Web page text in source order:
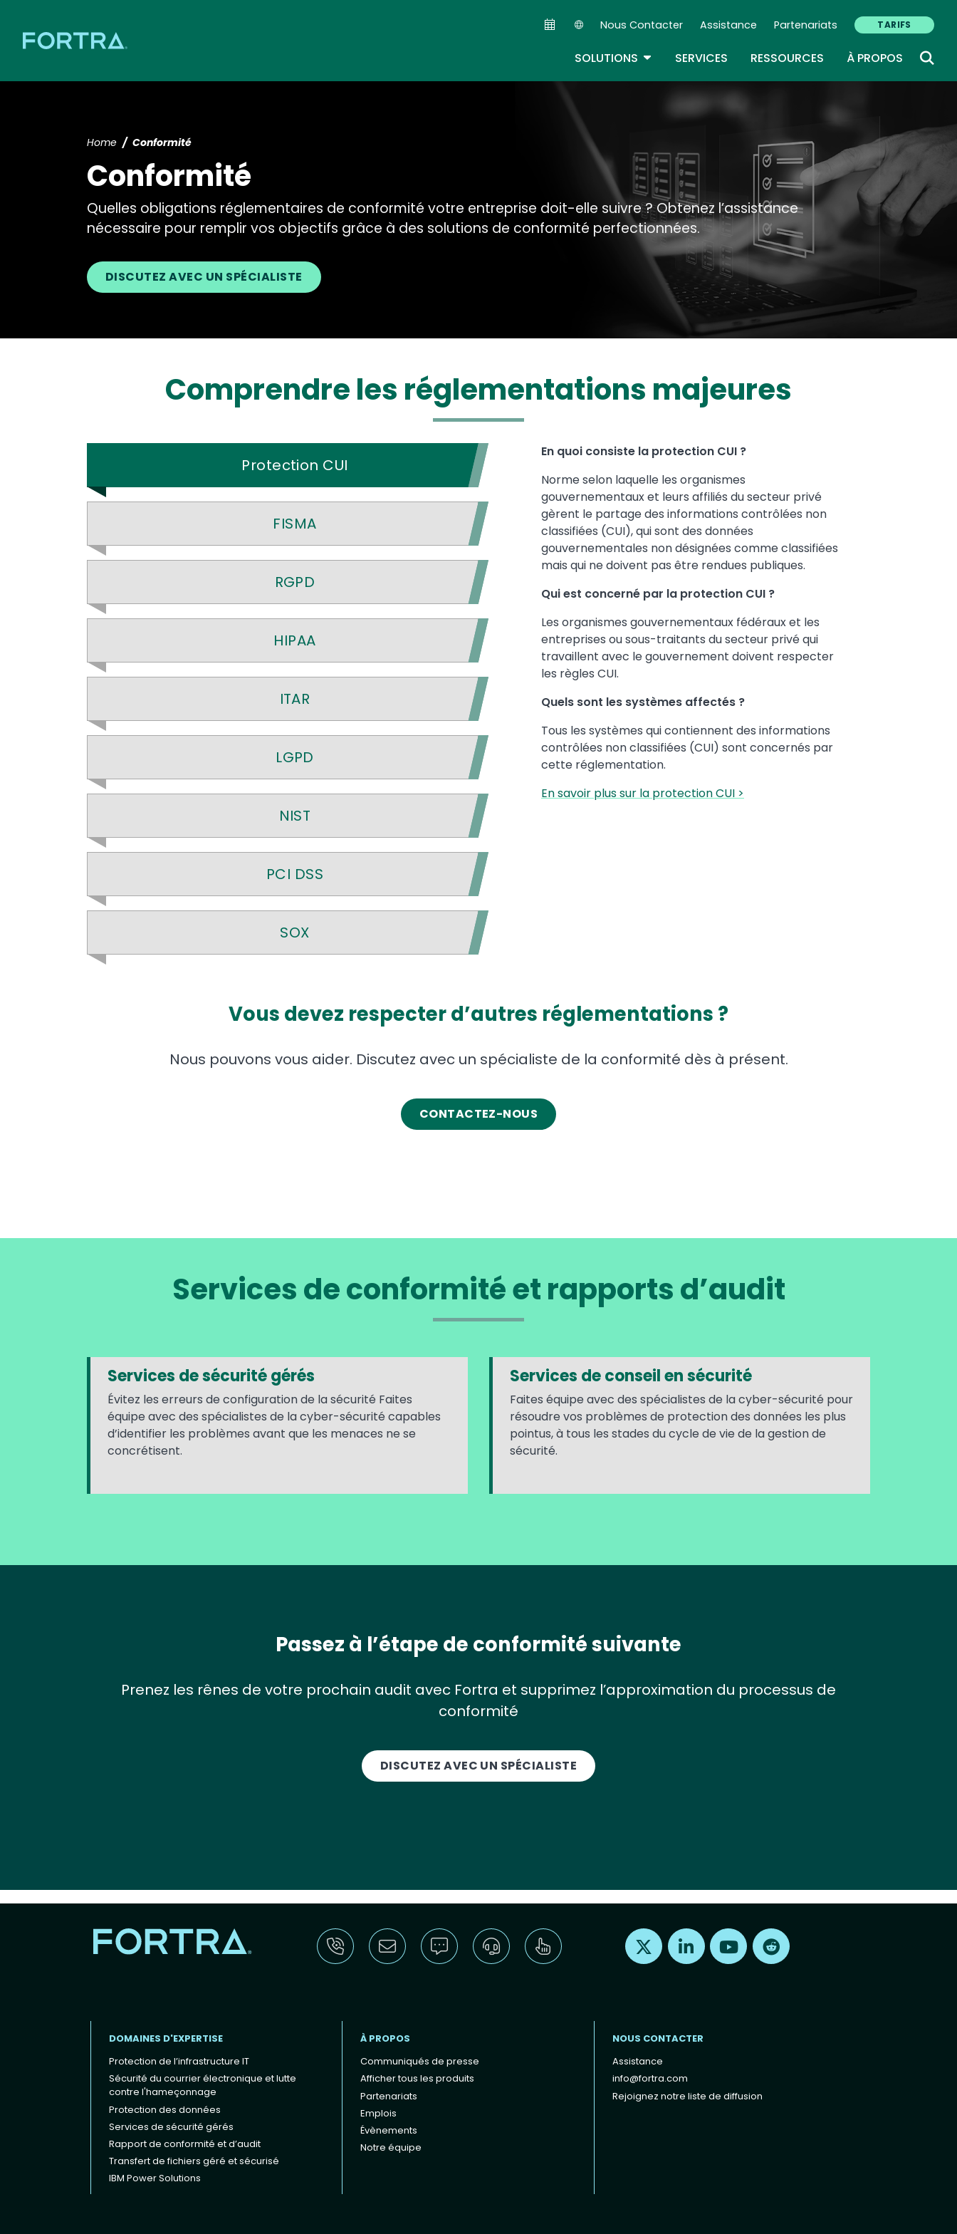
Secondary Navigation (FR)
Nous Contacter Assistance Partenariats TARIFS
SOLUTIONS TOGGLE DROPDOWN
SERVICES RESSOURCES À PROPOS
Home Conformité
Conformité
Quelles obligations réglementaires de conformité votre entreprise doit-elle suivre ? Obtenez l’assistance
nécessaire pour remplir vos objectifs grâce à des solutions de conformité perfectionnées.
DISCUTEZ AVEC UN SPÉCIALISTE
Comprendre les réglementations majeures
Protection CUI
En quoi consiste la protection CUI ?
Norme selon laquelle les organismes
gouvernementaux et leurs affiliés du secteur privé
gèrent le partage des informations contrôlées non
classifiées (CUI), qui sont des données
gouvernementales non désignées comme classifiées
mais qui ne doivent pas être rendues publiques.
Qui est concerné par la protection CUI ?
Les organismes gouvernementaux fédéraux et les
entreprises ou sous-traitants du secteur privé qui
travaillent avec le gouvernement doivent respecter
les règles CUI.
Quels sont les systèmes affectés ?
Tous les systèmes qui contiennent des informations
contrôlées non classifiées (CUI) sont concernés par
cette réglementation.
En savoir plus sur la protection CUI >
FISMA
RGPD
HIPAA
ITAR
LGPD
NIST
PCI DSS
SOX
Vous devez respecter d’autres réglementations ?
Nous pouvons vous aider. Discutez avec un spécialiste de la conformité dès à présent.
CONTACTEZ-NOUS
Services de conformité et rapports d’audit
Services de sécurité gérés
Évitez les erreurs de configuration de la sécurité Faites
équipe avec des spécialistes de la cyber-sécurité capables
d’identifier les problèmes avant que les menaces ne se
concrétisent.
Services de conseil en sécurité
Faites équipe avec des spécialistes de la cyber-sécurité pour
résoudre vos problèmes de protection des données les plus
pointus, à tous les stades du cycle de vie de la gestion de
sécurité.
Passez à l’étape de conformité suivante
Prenez les rênes de votre prochain audit avec Fortra et supprimez l’approximation du processus de
conformité
DISCUTEZ AVEC UN SPÉCIALISTE
Find us on X Find us on LinkedInFind us on Youtube
Footer menu (FR)
DOMAINES D'EXPERTISE
Protection de l’infrastructure IT
Sécurité du courrier électronique et lutte
contre l'hameçonnage
Protection des données
Services de sécurité gérés
Rapport de conformité et d’audit
Transfert de fichiers géré et sécurisé
IBM Power Solutions
À PROPOS
Communiqués de presse
Afficher tous les produits
Partenariats
Emplois
Évènements
Notre équipe
NOUS CONTACTER
Assistance
info@fortra.com
Rejoignez notre liste de diffusion